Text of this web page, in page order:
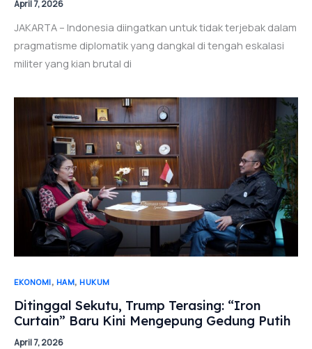
April 7, 2026
JAKARTA – Indonesia diingatkan untuk tidak terjebak dalam
pragmatisme diplomatik yang dangkal di tengah eskalasi
militer yang kian brutal di
EKONOMI, HAM, HUKUM
Ditinggal Sekutu, Trump Terasing: “Iron
Curtain” Baru Kini Mengepung Gedung Putih
April 7, 2026